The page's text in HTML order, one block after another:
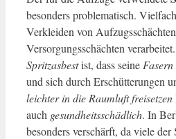
besonders problematisch.
Verkleiden von
Versorgungsschächten
Spritzasbestist, dass seine
und sich durch Erschütterungen
leichter in die Raumluft freisetzen
auch gesundheitsschädlich. In
besonders verschärft, da viele